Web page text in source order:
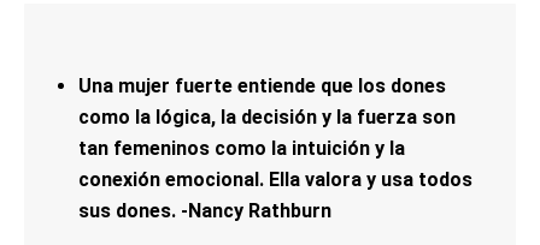
Una mujer fuerte entiende que los dones
como la lógica, la decisión y la fuerza son
tan femeninos como la intuición y la
conexión emocional. Ella valora y usa todos
sus dones. -Nancy Rathburn